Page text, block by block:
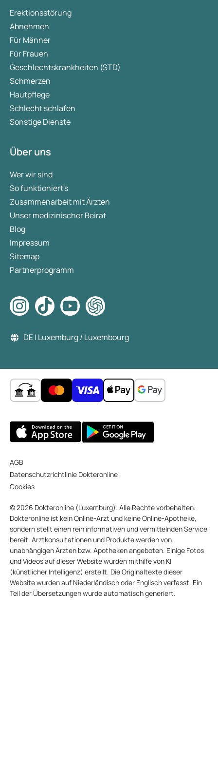
Erektionsstörung
Abnehmen
Für Männer
Für Frauen
Geschlechtskrankheiten (STD)
Schmerzen
Hautpflege
Schlecht schlafen
Sonstige Dienste
Über uns
Wer wir sind
So funktioniert's
Zusammenarbeit mit Ärzten
Unser medizinischer Beirat
Blog
Impressum
Sitemap
Partnerprogramm
DE | Luxemburg / Luxembourg
AGB
Datenschutzrichtlinie Dokteronline
Cookies
© 2026 Dokteronline (Luxemburg). Alle Rechte vorbehalten.
Dokteronline ist kein Online-Arzt und keine Online-Apotheke,
sondern stellt einen rein informativen und vermittelnden Service
bereit. Arztkonsultationen und Produkte werden von
unabhängigen Ärzten bzw. Apotheken angeboten. Einige Fotos
und Videos auf dieser Website wurden mithilfe von KI
(künstlicher Intelligenz) erstellt. Die Originaltexte dieser
Website wurden auf Niederländisch oder Englisch verfasst. Ein
Teil der Übersetzungen wurde automatisch generiert.